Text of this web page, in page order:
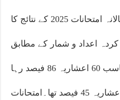
نے انٹرمیڈیٹ کے سالانہ امتحانات 2025 کے نتائج کا
کردہ اعداد و شمار کے مطابق
رواں سال کامیابی کا تناسب 60 اعشاریہ 86 فیصد رہا
جبکہ گزشتہ سال 60 اعشاریہ 45 فیصد تھا۔امتحانات